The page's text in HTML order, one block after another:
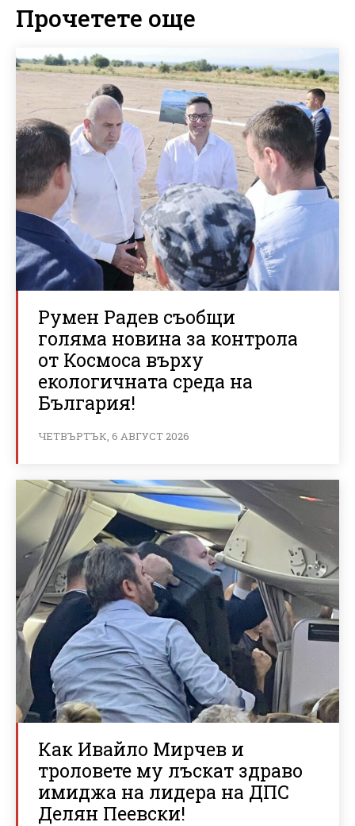
Прочетете още
Румен Радев съобщи
голяма новина за контрола
от Космоса върху
екологичната среда на
България!
ЧЕТВЪРТЪК, 6 АВГУСТ 2026
Как Ивайло Мирчев и
троловете му лъскат здраво
имиджа на лидера на ДПС
Делян Пеевски!